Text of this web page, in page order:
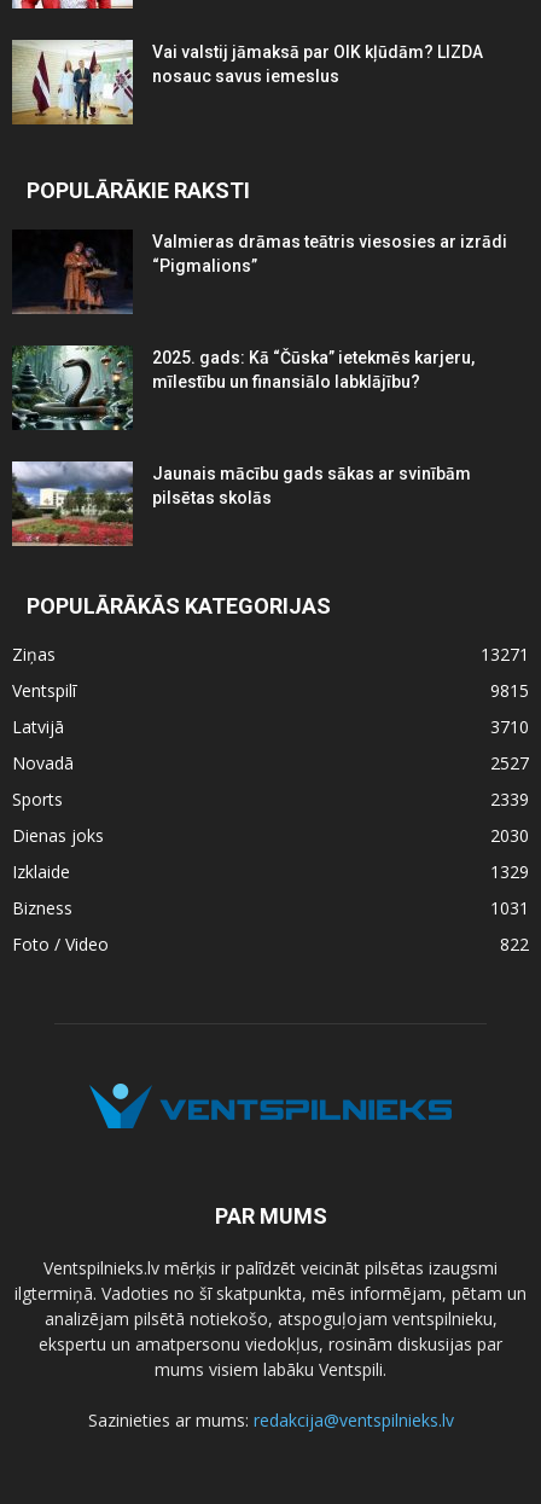
Vai valstij jāmaksā par OIK kļūdām? LIZDA
nosauc savus iemeslus
POPULĀRĀKIE RAKSTI
Valmieras drāmas teātris viesosies ar izrādi
“Pigmalions”
2025. gads: Kā “Čūska” ietekmēs karjeru,
mīlestību un finansiālo labklājību?
Jaunais mācību gads sākas ar svinībām
pilsētas skolās
POPULĀRĀKĀS KATEGORIJAS
Ziņas
13271
Ventspilī
9815
Latvijā
3710
Novadā
2527
Sports
2339
Dienas joks
2030
Izklaide
1329
Bizness
1031
Foto / Video
822
PAR MUMS
Ventspilnieks.lv mērķis ir palīdzēt veicināt pilsētas izaugsmi
ilgtermiņā. Vadoties no šī skatpunkta, mēs informējam, pētam un
analizējam pilsētā notiekošo, atspoguļojam ventspilnieku,
ekspertu un amatpersonu viedokļus, rosinām diskusijas par
mums visiem labāku Ventspili.
Sazinieties ar mums: redakcija@ventspilnieks.lv